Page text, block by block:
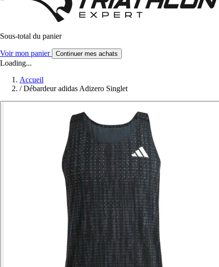
Sous-total du panier
Voir mon panier Continuer mes achats
Loading...
Accueil
/ Débardeur adidas Adizero Singlet